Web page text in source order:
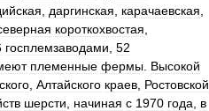
даргинская карачаевская
короткохвостая
госплемзаводами 52
племенные фермы Высокой
Алтайского краев Ростовской
шерсти начиная с 1970 года
в